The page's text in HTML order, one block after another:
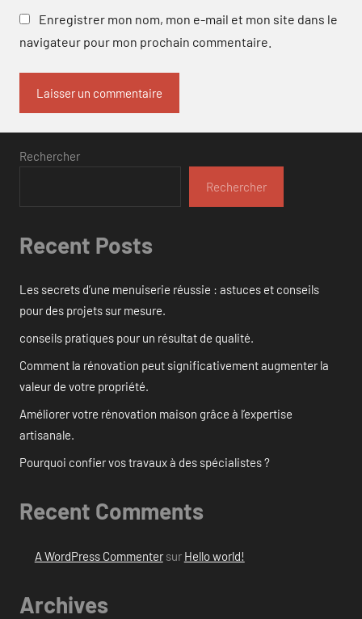
Enregistrer mon nom, mon e-mail et mon site dans le
navigateur pour mon prochain commentaire.
Rechercher
Rechercher
Recent Posts
Les secrets d’une menuiserie réussie : astuces et conseils
pour des projets sur mesure.
conseils pratiques pour un résultat de qualité.
Comment la rénovation peut significativement augmenter la
valeur de votre propriété.
Améliorer votre rénovation maison grâce à l’expertise
artisanale.
Pourquoi confier vos travaux à des spécialistes ?
Recent Comments
A WordPress Commentersur Hello world!
Archives